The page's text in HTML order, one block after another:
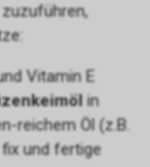
Vitamin E
in
reichem Öl (z.B.
und fertige